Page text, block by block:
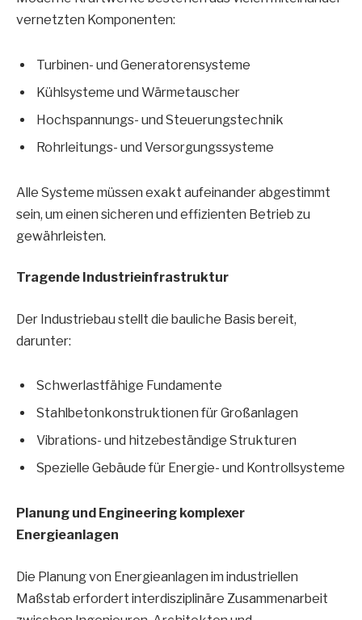
vernetzten Komponenten:
Turbinen- und Generatorensysteme
Kühlsysteme und Wärmetauscher
Hochspannungs- und Steuerungstechnik
Rohrleitungs- und Versorgungssysteme
Alle Systeme müssen exakt aufeinander abgestimmt
sein, um einen sicheren und effizienten Betrieb zu
gewährleisten.
Tragende Industrieinfrastruktur
Der Industriebau stellt die bauliche Basis bereit,
darunter:
Schwerlastfähige Fundamente
Stahlbetonkonstruktionen für Großanlagen
Vibrations- und hitzebeständige Strukturen
Spezielle Gebäude für Energie- und Kontrollsysteme
Planung und Engineering komplexer
Energieanlagen
Die Planung von Energieanlagen im industriellen
Maßstab erfordert interdisziplinäre Zusammenarbeit